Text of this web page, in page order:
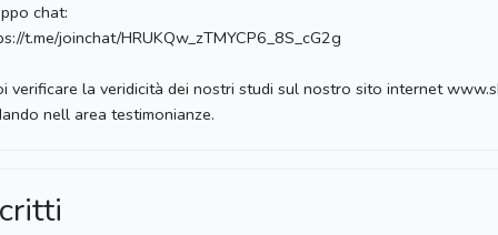
chat:
t.me/joinchat/HRUKQw_zTMYCP6_8S_cG2g
verificare la veridicità dei nostri studi sul nostro sito internet
nell area testimonianze.